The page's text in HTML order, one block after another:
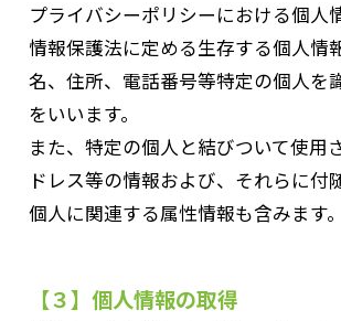
プライバシーポリシーにおける個人
情報保護法に定める生存する個人情
名、住所、電話番号等特定の個人を
をいいます。
また、特定の個人と結びついて使用
ドレス等の情報および、それらに付
個人に関連する属性情報も含みます。
【３】個人情報の取得